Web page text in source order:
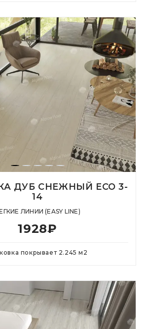
ДУБ СНЕЖНЫЙ ECO 3-
14
ЛИНИИ (EASY LINE)
1928₽
покрывает 2.245 м 2